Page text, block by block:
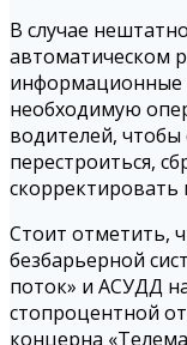
В случае
автоматическом
информационные
необходимую
водителей,
перестроиться,
скорректировать
Стоит отметить,
безбарьерной
поток» и АСУДД
стопроцентной
концерна